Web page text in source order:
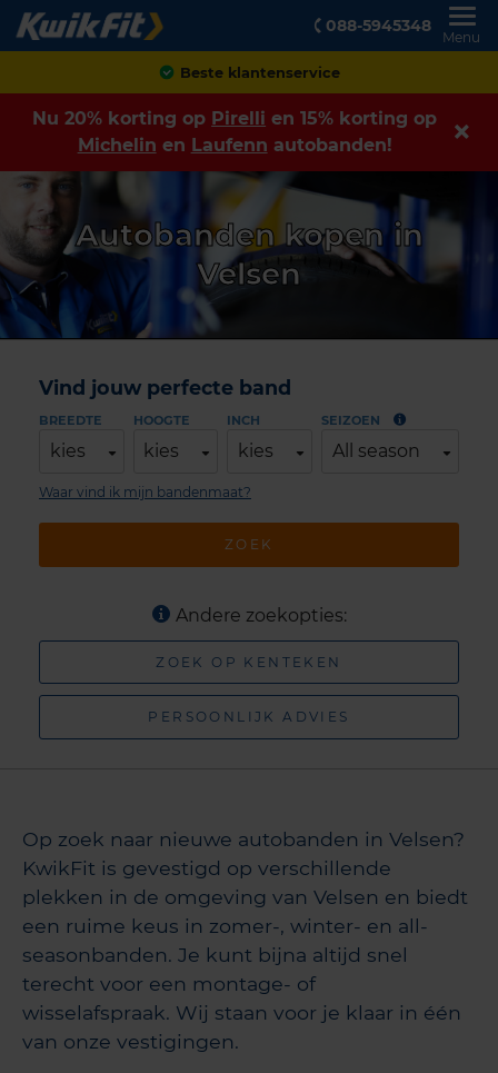
088-5945348
Menu
Achteraf betalen
Nu 20% korting op Pirelli en 15% korting op
Michelin en Laufenn autobanden!
Autobanden kopen in
Velsen
Vind jouw perfecte band
BREEDTE
kies
HOOGTE
kies
INCH
kies
SEIZOEN
All season
ZOEK
Waar vind ik mijn bandenmaat?
Andere zoekopties:
ZOEK OP KENTEKEN
PERSOONLIJK ADVIES
Op zoek naar nieuwe autobanden in Velsen?
KwikFit is gevestigd op verschillende
plekken in de omgeving van Velsen en biedt
een ruime keus in zomer-, winter- en all-
seasonbanden. Je kunt bijna altijd snel
terecht voor een montage- of
wisselafspraak. Wij staan voor je klaar in één
van onze vestigingen.